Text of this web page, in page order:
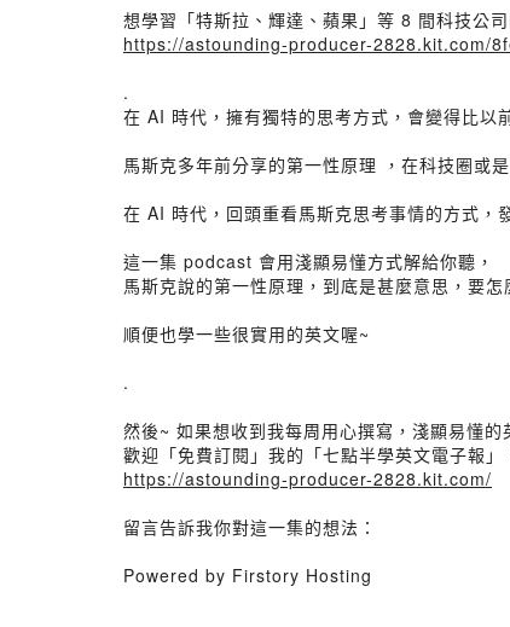
想學習「特斯拉、輝達、蘋果」等 8 間科技公
https://astounding-producer-2828.kit.com/
.
在 AI 時代，擁有獨特的思考方式，會變得比以
馬斯克多年前分享的第一性原理 ，在科技圈或
在 AI 時代，回頭重看馬斯克思考事情的方式，
這一集 podcast 會用淺顯易懂方式解給你聽，
馬斯克說的第一性原理，到底是甚麼意思，要怎
順便也學一些很實用的英文喔~
.
然後~ 如果想收到我每周用心撰寫，淺顯易懂的
歡迎「免費訂閱」我的「七點半學英文電子報」
https://astounding-producer-2828.kit.com/
留言告訴我你對這一集的想法：
Powered by Firstory Hosting